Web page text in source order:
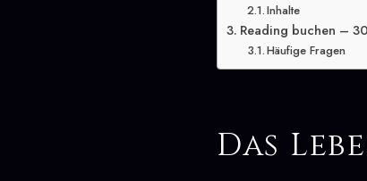
Inhalte
Reading buchen –
Häufige Fragen
Das